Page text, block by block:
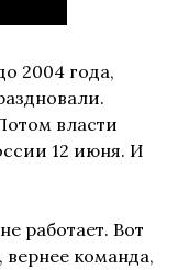
2004 года,
власти
12 июня. И
работает. Вот
вернее команда,